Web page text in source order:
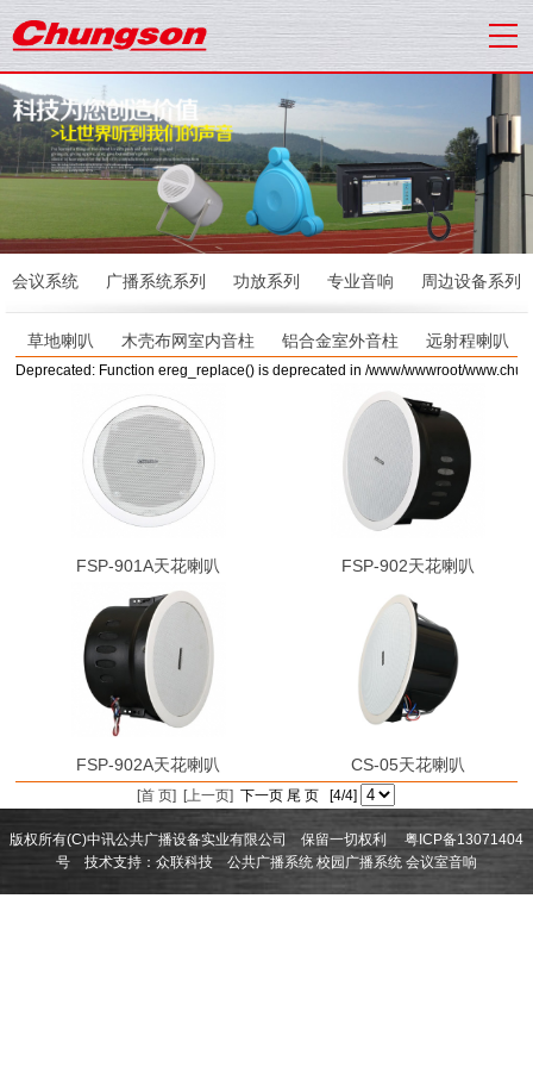
会议系统 广播系统系列 功放系列 专业音响 周边设备系列
草地喇叭 木壳布网室内音柱 铝合金室外音柱 远射程喇叭
Deprecated: Function ereg_replace() is deprecated in /www/wwwroot/
FSP-901A天花喇叭 FSP-902天花喇叭
FSP-902A天花喇叭 CS-05天花喇叭
[首 页] [上一页] 下一页 尾 页 [4/4]
版权所有(C)中讯公共广播设备实业有限公司 保留一切权利 粤ICP备13071404
号 技术支持： 众联科技 公共广播系统 校园广播系统 会议室音响